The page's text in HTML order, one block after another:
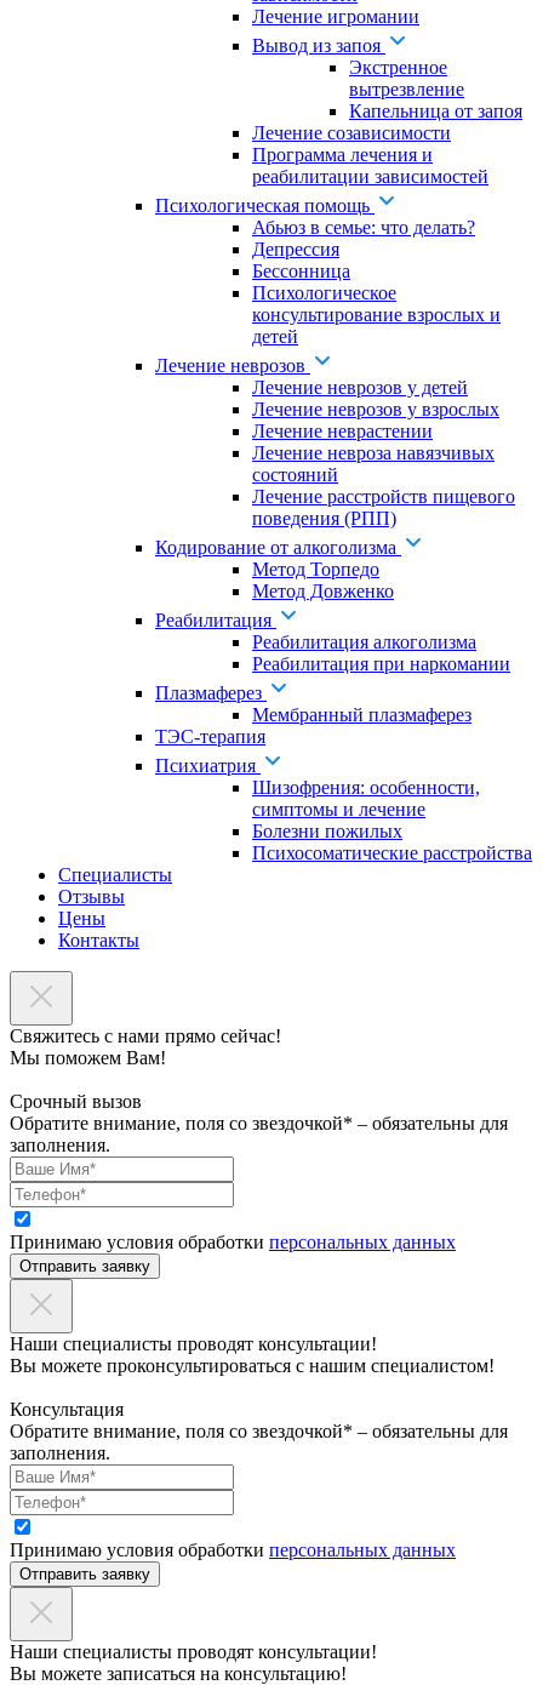
Лечение игромании
Вывод из запоя
Экстренное
вытрезвление
Капельница от запоя
Лечение созависимости
Программа лечения и
реабилитации зависимостей
Психологическая помощь
Абьюз в семье: что делать?
Депрессия
Бессонница
Психологическое
консультирование взрослых и
детей
Лечение неврозов
Лечение неврозов у детей
Лечение неврозов у взрослых
Лечение неврастении
Лечение невроза навязчивых
состояний
Лечение расстройств пищевого
поведения (РПП)
Кодирование от алкоголизма
Метод Торпедо
Метод Довженко
Реабилитация
Реабилитация алкоголизма
Реабилитация при наркомании
Плазмаферез
Мембранный плазмаферез
ТЭС-терапия
Психиатрия
Шизофрения: особенности,
симптомы и лечение
Болезни пожилых
Психосоматические расстройства
Специалисты
Отзывы
Цены
Контакты
Свяжитесь с нами прямо сейчас!
Мы поможем Вам!
Срочный вызов
Обратите внимание, поля со звездочкой* – обязательны для
заполнения.
Принимаю условия обработки персональных данных
Отправить заявку
Наши специалисты проводят консультации!
Вы можете проконсультироваться с нашим специалистом!
Консультация
Обратите внимание, поля со звездочкой* – обязательны для
заполнения.
Принимаю условия обработки персональных данных
Отправить заявку
Наши специалисты проводят консультации!
Вы можете записаться на консультацию!